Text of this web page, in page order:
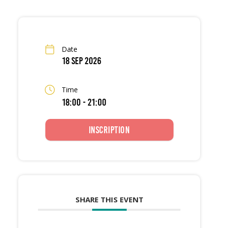
Date
18 Sep 2026
Time
18:00 - 21:00
Inscription
SHARE THIS EVENT